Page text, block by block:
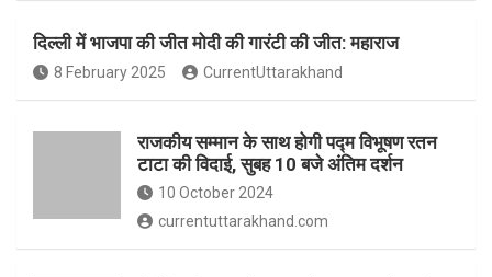
ce
b
o
o
at
s
A
p
p
e
दिल्ली में भाजपा की जीत मोदी की गारंटी की जीत: महाराज
8 February 2025 CurrentUttarakhand
राजकीय सम्मान के साथ होगी पद्म विभूषण रतन
टाटा की विदाई, सुबह 10 बजे अंतिम दर्शन
10 October 2024
currentuttarakhand.com